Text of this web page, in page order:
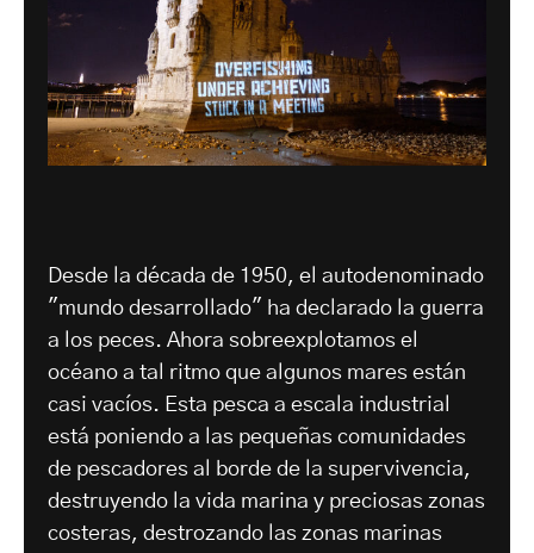
Desde la década de 1950, el autodenominado
"mundo desarrollado" ha declarado la guerra
a los peces. Ahora sobreexplotamos el
océano a tal ritmo que algunos mares están
casi vacíos. Esta pesca a escala industrial
está poniendo a las pequeñas comunidades
de pescadores al borde de la supervivencia,
destruyendo la vida marina y preciosas zonas
costeras, destrozando las zonas marinas